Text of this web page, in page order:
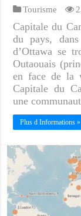
Tourisme
Capitale du
du pays,
d’Ottawa se
Outaouais
en face de la
Capitale du
une
Plus d Informations »